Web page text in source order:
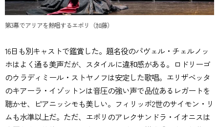
第3幕でアリアを熱唱するエボリ（加藤）
16日も別キャストで鑑賞した。題名役のパヴェル・チェルノッ
ホはよく通る美声だが、スタイルに違和感がある。ロドリーゴ
のウラディミール・ストヤノフは安定した歌唱。エリザベッタ
のキアーラ・イゾットンは音圧の強い声で品位あるレガートを
聴かせ、ピアニッシモも美しい。フィリッポ2世のサイモン・リ
ムも水準以上だ。ただ、エボリのアレクサンドラ・イオニスは